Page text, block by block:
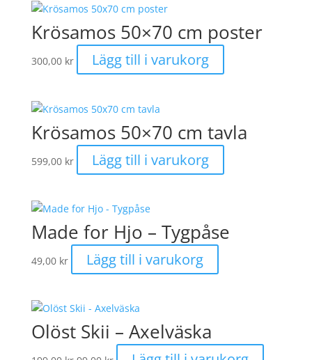
Krösamos 50×70 cm poster
300,00 kr Lägg till i varukorg
Krösamos 50×70 cm tavla
599,00 kr Lägg till i varukorg
Made for Hjo – Tygpåse
49,00 kr Lägg till i varukorg
Olöst Skii – Axelväska
Det